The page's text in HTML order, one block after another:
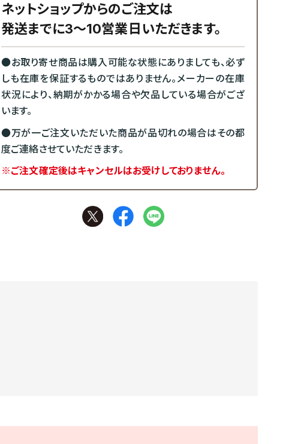
ネットショップからのご注文は
発送までに3～10営業日いただきます。
●お取り寄せ商品は購入可能な状態にありましても、必ず
しも在庫を保証するものではありません。メーカーの在庫
状況により、納期がかかる場合や欠品している場合がござ
います。
●万が一ご注文いただいた商品が品切れの場合はその都
度ご連絡させていただきます。
※ご注文確定後はキャンセルはお受けしておりません。